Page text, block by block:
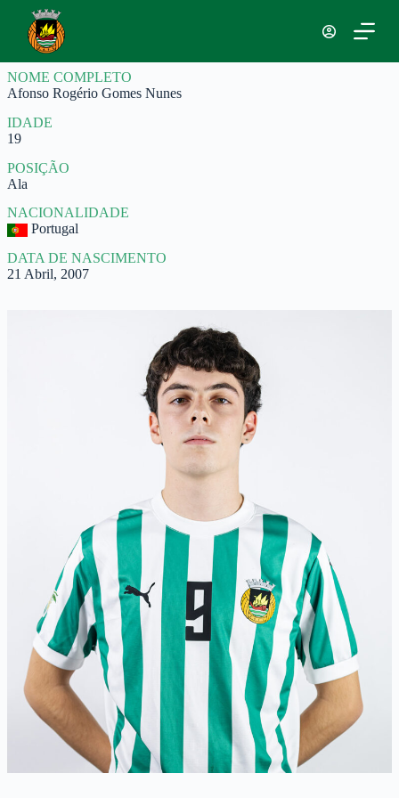
a
r
p
r
a
o
c
o
n
t
e
ú
d
NOME COMPLETO
Afonso Rogério Gomes Nunes
IDADE
19
POSIÇÃO
Ala
NACIONALIDADE
Portugal
DATA DE NASCIMENTO
21 Abril, 2007